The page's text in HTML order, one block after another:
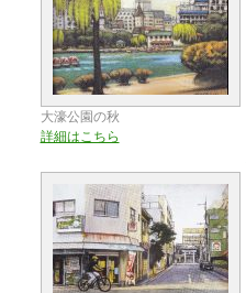
大濠公園の秋
詳細はこちら